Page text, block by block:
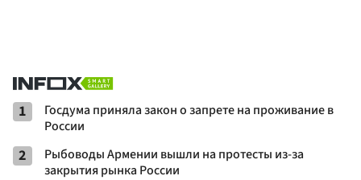
1
Госдума приняла закон о запрете на проживание в
России
2
Рыбоводы Армении вышли на протесты из-за
закрытия рынка России